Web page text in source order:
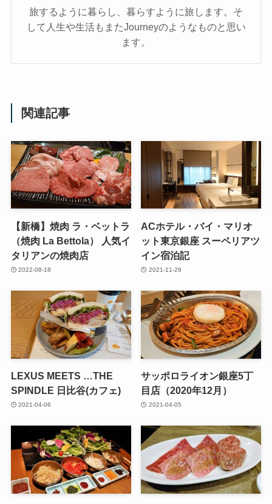
旅するように暮らし、暮らすように旅します。そ
して人生や生活もまたJourneyのようなものと思い
ます。
関連記事
【新橋】焼肉 ラ・ベットラ
（焼肉 La Bettola） 人気イ
タリアンの焼肉店
2022-08-18
ACホテル・バイ・マリオ
ット東京銀座 スーペリアツ
イン宿泊記
2021-11-29
LEXUS MEETS …THE
SPINDLE 日比谷(カフェ)
2021-04-06
サッポロライオン銀座5丁
目店（2020年12月）
2021-04-05